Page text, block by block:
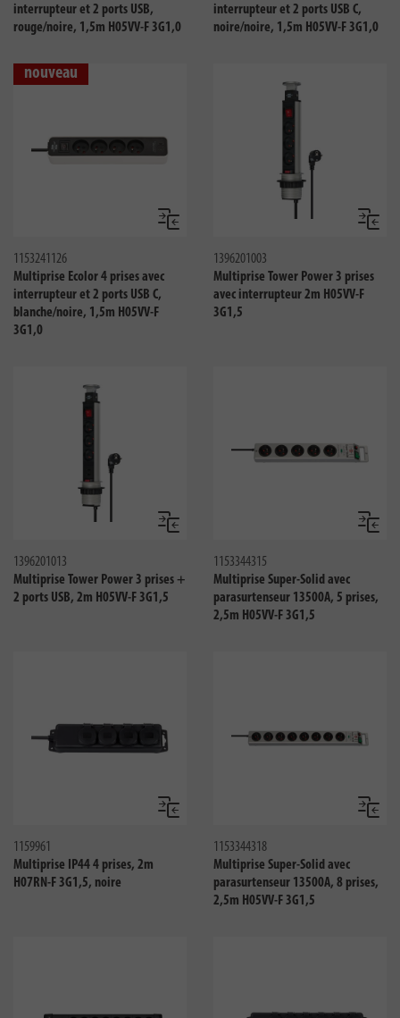
interrupteur et 2 ports USB,
rouge/noire, 1,5m H05VV-F 3G1,0
interrupteur et 2 ports USB C,
noire/noire, 1,5m H05VV-F 3G1,0
nouveau
Comparer
1153241126
Multiprise Ecolor 4 prises avec
interrupteur et 2 ports USB C,
blanche/noire, 1,5m H05VV-F
3G1,0
1396201003
Multiprise Tower Power 3 prises
avec interrupteur 2m H05VV-F
3G1,5
Comparer
1396201013
Multiprise Tower Power 3 prises +
2 ports USB, 2m H05VV-F 3G1,5
1153344315
Multiprise Super-Solid avec
parasurtenseur 13500A, 5 prises,
2,5m H05VV-F 3G1,5
Comparer
1159961
Multiprise IP44 4 prises, 2m
H07RN-F 3G1,5, noire
1153344318
Multiprise Super-Solid avec
parasurtenseur 13500A, 8 prises,
2,5m H05VV-F 3G1,5